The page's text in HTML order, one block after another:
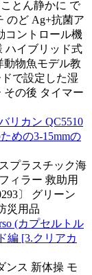
とん静かに で
のど Ag+抗菌ア
コントロール機
ハイブリッド式
動物魚モデル教
で設定した湿
その後 タイマー
リカン QC5510
めの3-15mmの
プラスチック海
ィラー 救助用
〕 グリーン
災用品
(カプセルトル
編 [3.クリアカ
ンス 新体操 モ